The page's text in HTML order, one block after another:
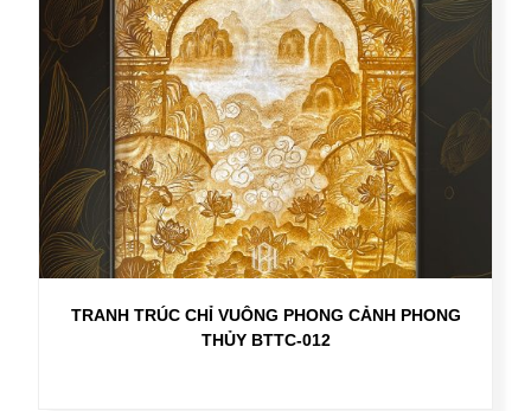
TRANH TRÚC CHỈ VUÔNG PHONG CẢNH PHONG
THỦY BTTC-012